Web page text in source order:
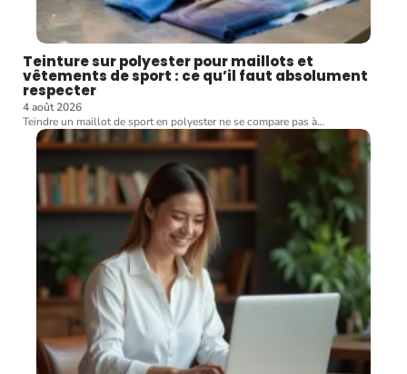
Teinture sur polyester pour maillots et
vêtements de sport : ce qu’il faut absolument
respecter
4 août 2026
Teindre un maillot de sport en polyester ne se compare pas à…